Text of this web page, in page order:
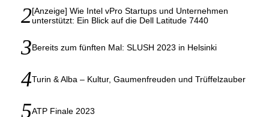
[Anzeige] Wie Intel vPro Startups und Unternehmen
unterstützt: Ein Blick auf die Dell Latitude 7440
Bereits zum fünften Mal: SLUSH 2023 in Helsinki
Turin & Alba – Kultur, Gaumenfreuden und Trüffelzauber
ATP Finale 2023